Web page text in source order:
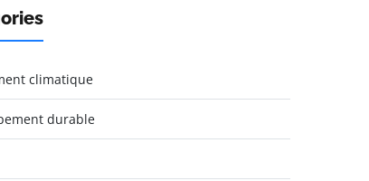
climatique
durable